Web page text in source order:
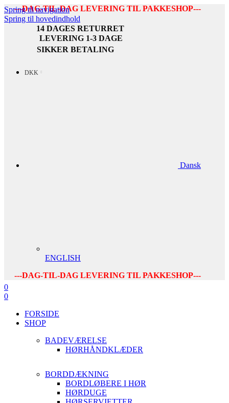
Spring til navigation
Spring til hovedindhold
---DAG-TIL-DAG LEVERING TIL PAKKESHOP---
14 DAGES RETURRET
LEVERING 1-3 DAGE
SIKKER BETALING
DKK
Dansk
ENGLISH
---DAG-TIL-DAG LEVERING TIL PAKKESHOP---
0
0
FORSIDE
SHOP
BADEVÆRELSE
HØRHÅNDKLÆDER
BORDDÆKNING
BORDLØBERE I HØR
HØRDUGE